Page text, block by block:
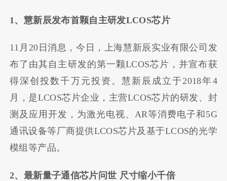
1、慧新辰发布首颗自主研发LCOS芯片
11月20日消息，今日，上海慧新辰实业有限公司发
布了由其自主研发的第一颗LCOS芯片，并宣布获
得深创投数千万元投资。慧新辰成立于2018年4
月，是LCOS芯片企业，主营LCOS芯片的研发、封
测及应用开发，为激光电视、AR等消费电子和5G
通讯设备等厂商提供LCOS芯片及基于LCOS的光学
模组等产品。
2、最新量子通信芯片问世 尺寸缩小千倍